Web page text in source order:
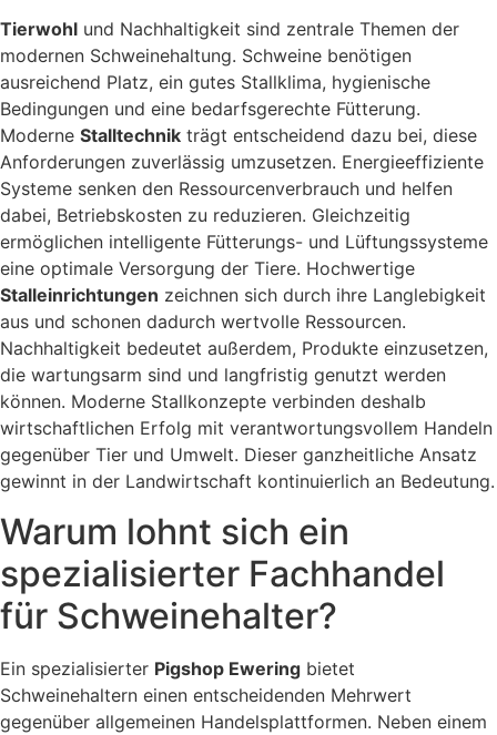
Tierwohl und Nachhaltigkeit sind zentrale Themen der
modernen Schweinehaltung. Schweine benötigen
ausreichend Platz, ein gutes Stallklima, hygienische
Bedingungen und eine bedarfsgerechte Fütterung.
Moderne Stalltechnik trägt entscheidend dazu bei, diese
Anforderungen zuverlässig umzusetzen. Energieeffiziente
Systeme senken den Ressourcenverbrauch und helfen
dabei, Betriebskosten zu reduzieren. Gleichzeitig
ermöglichen intelligente Fütterungs- und Lüftungssysteme
eine optimale Versorgung der Tiere. Hochwertige
Stalleinrichtungen zeichnen sich durch ihre Langlebigkeit
aus und schonen dadurch wertvolle Ressourcen.
Nachhaltigkeit bedeutet außerdem, Produkte einzusetzen,
die wartungsarm sind und langfristig genutzt werden
können. Moderne Stallkonzepte verbinden deshalb
wirtschaftlichen Erfolg mit verantwortungsvollem Handeln
gegenüber Tier und Umwelt. Dieser ganzheitliche Ansatz
gewinnt in der Landwirtschaft kontinuierlich an Bedeutung.
Warum lohnt sich ein
spezialisierter Fachhandel
für Schweinehalter?
Ein spezialisierter Pigshop Ewering bietet
Schweinehaltern einen entscheidenden Mehrwert
gegenüber allgemeinen Handelsplattformen. Neben einem